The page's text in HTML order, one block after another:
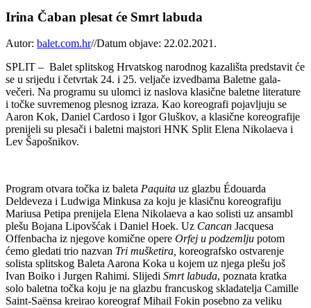
Irina Čaban plesat će Smrt labuda
Autor: balet.com.hr//Datum objave: 22.02.2021.
SPLIT – Balet splitskog Hrvatskog narodnog kazališta predstavit će
se u srijedu i četvrtak 24. i 25. veljače izvedbama Baletne gala-
večeri. Na programu su ulomci iz naslova klasične baletne literature
i točke suvremenog plesnog izraza. Kao koreografi pojavljuju se
Aaron Kok, Daniel Cardoso i Igor Gluškov, a klasične koreografije
prenijeli su plesači i baletni majstori HNK Split Elena Nikolaeva i
Lev Šapošnikov.
Program otvara točka iz baleta Paquita uz glazbu Édouarda
Deldeveza i Ludwiga Minkusa za koju je klasičnu koreografiju
Mariusa Petipa prenijela Elena Nikolaeva a kao solisti uz ansambl
plešu Bojana Lipovšćak i Daniel Hoek. Uz Cancan Jacquesa
Offenbacha iz njegove komične opere Orfej u podzemlju potom
ćemo gledati trio nazvan Tri mušketira, koreografsko ostvarenje
solista splitskog Baleta Aarona Koka u kojem uz njega plešu još
Ivan Boiko i Jurgen Rahimi. Slijedi Smrt labuda, poznata kratka
solo baletna točka koju je na glazbu francuskog skladatelja Camille
Saint-Saënsa kreirao koreograf Mihail Fokin posebno za veliku